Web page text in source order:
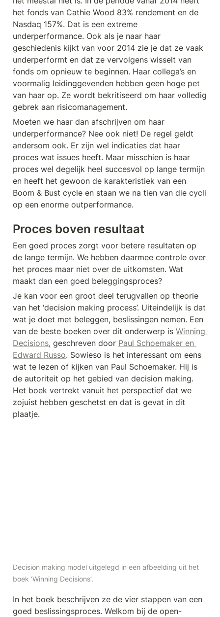
het fonds van Cathie Wood 83% rendement en de
Nasdaq 157%. Dat is een extreme
underperformance. Ook als je naar haar
geschiedenis kijkt van voor 2014 zie je dat ze vaak
underperformt en dat ze vervolgens wisselt van
fonds om opnieuw te beginnen. Haar collega’s en
voormalig leidinggevenden hebben geen hoge pet
van haar op. Ze wordt bekritiseerd om haar volledig
gebrek aan risicomanagement.
Moeten we haar dan afschrijven om haar
underperformance? Nee ook niet! De regel geldt
andersom ook. Er zijn wel indicaties dat haar
proces wat issues heeft. Maar misschien is haar
proces wel degelijk heel succesvol op lange termijn
en heeft het gewoon de karakteristiek van een
Boom & Bust cycle en staan we na tien van die cycli
op een enorme outperformance.
Proces boven resultaat
Een goed proces zorgt voor betere resultaten op
de lange termijn. We hebben daarmee controle over
het proces maar niet over de uitkomsten. Wat
maakt dan een goed beleggingsproces?
Je kan voor een groot deel terugvallen op theorie
van het ‘decision making process’. Uiteindelijk is dat
wat je doet met beleggen, beslissingen nemen. Een
van de beste boeken over dit onderwerp is Winning
Decisions, geschreven door Paul Schoemaker en
Edward Russo. Sowieso is het interessant om eens
wat te lezen of kijken van Paul Schoemaker. Hij is
de autoriteit op het gebied van decision making.
Het boek vertrekt vanuit het perspectief dat we
zojuist hebben geschetst en dat is gevat in dit
plaatje.
Decision making model uitgelegd in een afbeelding uit het
boek ‘Winning Decisions’.
In het boek beschrijven ze de vier stappen van een
goed beslissingsproces. Welkom bij de open-